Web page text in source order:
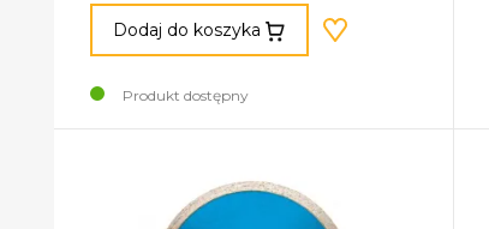
Dodaj do koszyka
Produkt dostępny